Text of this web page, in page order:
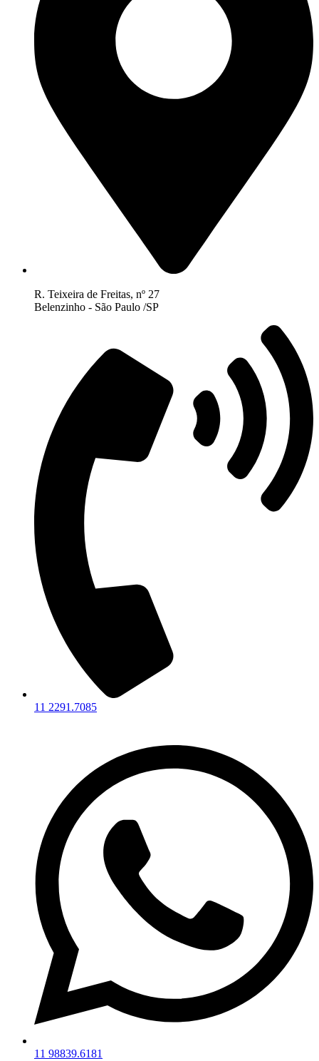
R. Teixeira de Freitas, nº 27
Belenzinho - São Paulo /SP
11 2291.7085
11 98839.6181